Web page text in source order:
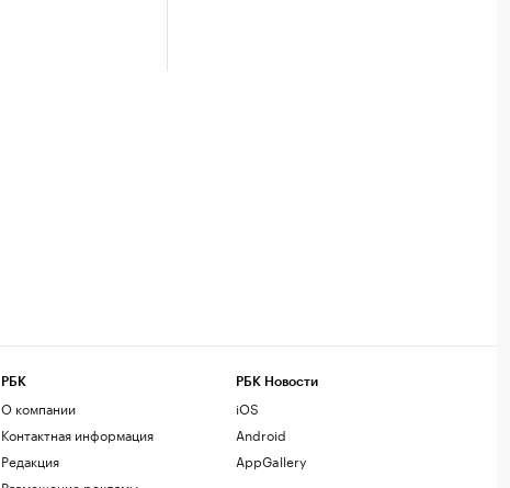
РБК
О компании
Контактная информация
Редакция
РБК Новости
iOS
Android
AppGallery